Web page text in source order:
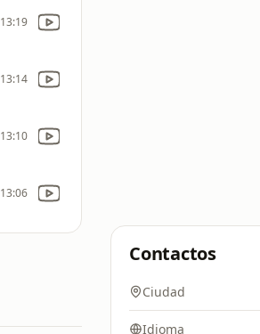
13:19
13:14
13:10
13:06
Contactos
Ciudad
Idioma